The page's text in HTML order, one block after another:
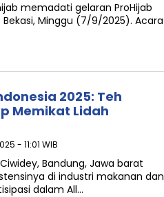
memadati gelaran ProHijab
Minggu (7/9/2025). Acara
2025: Teh
Memikat Lidah
- 11:01 WIB
Bandung, Jawa barat
di industri makanan dan
dalam All…